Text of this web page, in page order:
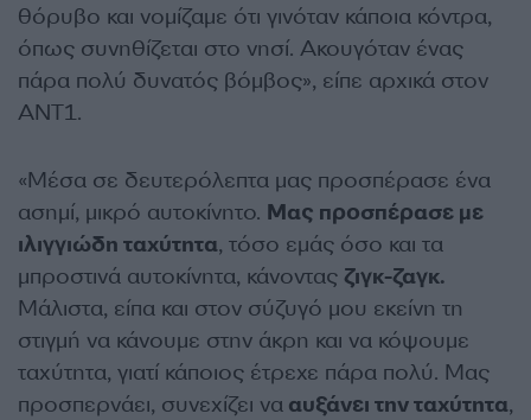
θόρυβο και νομίζαμε ότι γινόταν κάποια κόντρα,
όπως συνηθίζεται στο νησί. Ακουγόταν ένας
πάρα πολύ δυνατός βόμβος», είπε αρχικά στον
ΑΝΤ1.
«Μέσα σε δευτερόλεπτα μας προσπέρασε ένα
ασημί, μικρό αυτοκίνητο. Μας προσπέρασε με
ιλιγγιώδη ταχύτητα, τόσο εμάς όσο και τα
μπροστινά αυτοκίνητα, κάνοντας ζιγκ-ζαγκ.
Μάλιστα, είπα και στον σύζυγό μου εκείνη τη
στιγμή να κάνουμε στην άκρη και να κόψουμε
ταχύτητα, γιατί κάποιος έτρεχε πάρα πολύ. Μας
προσπερνάει, συνεχίζει να αυξάνει την ταχύτητα,